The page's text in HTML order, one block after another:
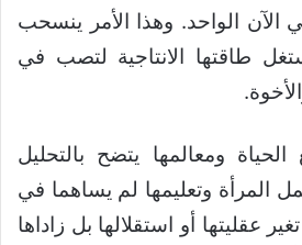
الواحد. وهذا الأمر ينسحب
طاقتها الانتاجية لتصب في
ومعالمها يتضح بالتحليل
المرأة وتعليمها لم يساهما في
عقليتها أو استقلالها بل زاداها